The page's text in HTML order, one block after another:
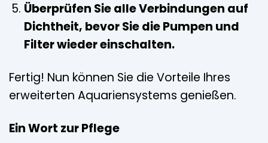
Überprüfen Sie alle Verbindungen auf
Dichtheit, bevor Sie die Pumpen und
Filter wieder einschalten.
Fertig! Nun können Sie die Vorteile Ihres
erweiterten Aquariensystems genießen.
Ein Wort zur Pflege